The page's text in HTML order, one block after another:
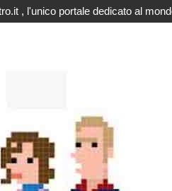
, l'unico portale dedicato al